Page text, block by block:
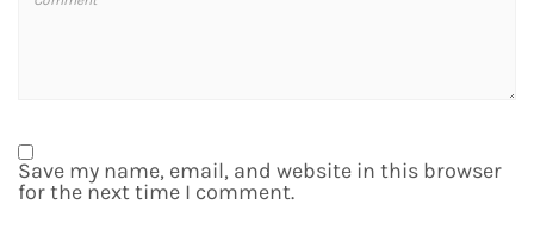
Save my name, email, and website in this browser
for the next time I comment.